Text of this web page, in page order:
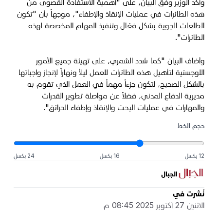
وأكد الوزير وفق البيان، على "أهمية الاستفادة القصوى من
هذه الطائرات في عمليات الإنقاذ والإطفاء"، موجهاً بأن "تكون
الطلعات الجوية بشكل فعّال وتنفيذ المهام المخصصة لهذه
الطائرات".
وأضاف البيان "كما شدد الشمري، على تهيئة جميع الأمور
اللوجستية لتأهيل هذه الطائرات للعمل ليلاً ونهاراً لإنجاز واجباتها
بالشكل الصحيح، لتكون جزءاً مهماً في العمل الذي تقوم به
مديرية الدفاع المدني، فضلاً عن مواصلة تطوير القدرات
والمهارات في عمليات البحث والإنقاذ وإطفاء الحرائق".
حجم الخط
12 بكسل 16 بكسل 24 بكسل
الجبال
نُشرت في
الاثنين 27 أكتوبر 2025 08:45 م